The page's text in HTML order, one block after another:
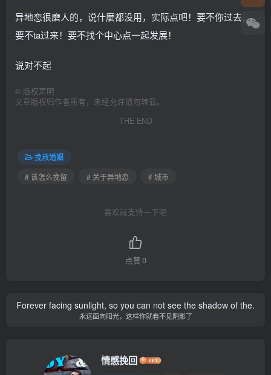
异地恋很磨人的，说什麼都没用，实际点吧！要不你过去，
要不ta过来！要不找个中心点一起发展！
说对不起
© 版权声明
文章版权归作者所有，未经允许请勿转载。
THE END
挽救婚姻
# 该怎么挽留
# 关于异地恋 # 城市
喜欢就支持一下吧
点赞0
Forever facing sunlight, so you can not see the shadow of the.
永远面向阳光，这样你就看不见阴影了
情感挽回